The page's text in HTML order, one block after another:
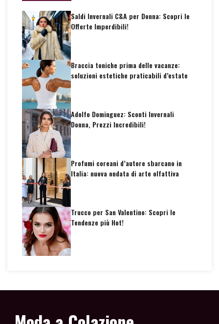
Saldi Invernali C&A per Donna: Scopri le
Offerte Imperdibili!
Braccia toniche prima delle vacanze:
soluzioni estetiche praticabili d’estate
Adolfo Dominguez: Sconti Invernali
Donna, Prezzi Incredibili!
Profumi coreani d’autore sbarcano in
Italia: nuova ondata di arte olfattiva
Trucco per San Valentino: Scopri le
Tendenze più Hot!